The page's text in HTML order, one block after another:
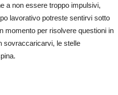
a non essere troppo impulsivi,
lavorativo potreste sentirvi sotto
momento per risolvere questioni in
sovraccaricarvi, le stelle